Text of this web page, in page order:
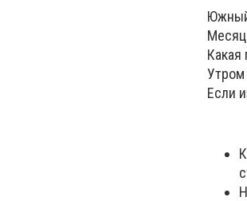
Месяц
Какая
Утром
Если